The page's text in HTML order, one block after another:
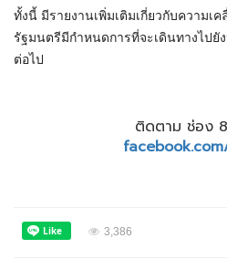
ทั้งนี้ มีรายงานเพิ่มเติมเกี่ยวกับความเ
รัฐมนตรีมีกำหนดการที่จะเดินทางไปยั
ต่อไป
ติดตาม ช่อง
3,386